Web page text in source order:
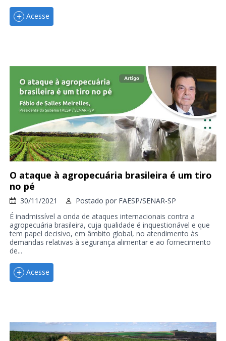
Acesse
O ataque à agropecuária brasileira é um tiro
no pé
30/11/2021 Postado por FAESP/SENAR-SP
É inadmissível a onda de ataques internacionais contra a
agropecuária brasileira, cuja qualidade é inquestionável e que
tem papel decisivo, em âmbito global, no atendimento às
demandas relativas à segurança alimentar e ao fornecimento
de...
Acesse